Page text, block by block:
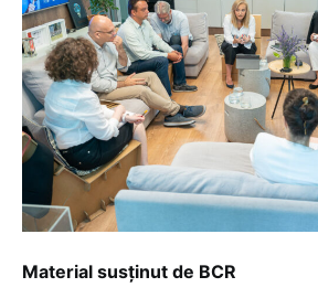
Material susținut de BCR